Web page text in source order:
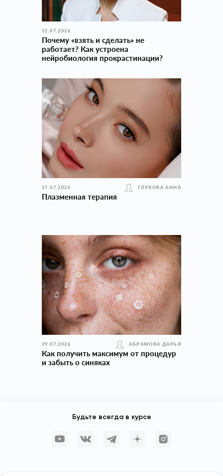
31.07.2026
Почему «взять и сделать» не
работает? Как устроена
нейробиология прокраcтинации?
17.07.2026 ГЛУХОВА АННА
Плазменная терапия
29.07.2026 АБРАМОВА ДАРЬЯ
Как получить максимум от процедур
и забыть о синяках
Будьте всегда в курсе